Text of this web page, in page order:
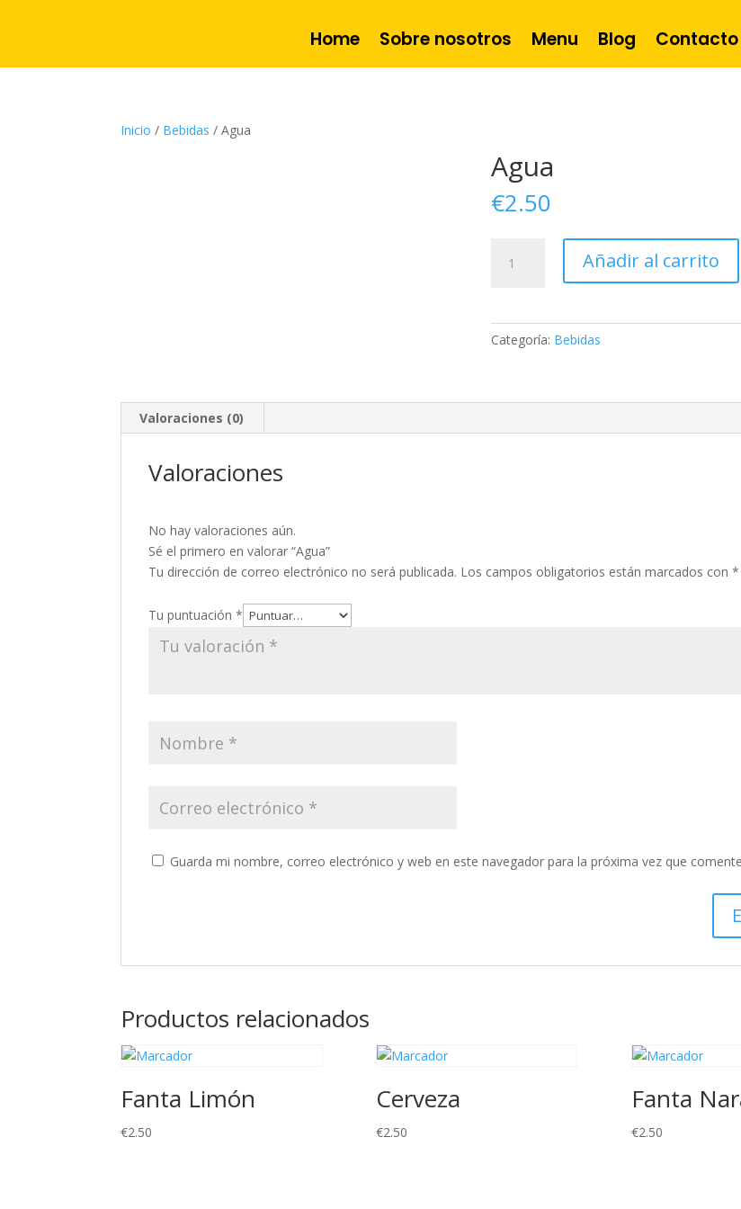
Home Sobre nosotros Menu Blog Contacto
Inicio / Bebidas / Agua
Agua
€2.50
cantidad
Añadir al carrito
Categoría: Bebidas
Valoraciones (0)
Valoraciones
No hay valoraciones aún.
Sé el primero en valorar “Agua”
Tu dirección de correo electrónico no será publicada. Los campos obligatorios están marcados con*
Tu puntuación*
Guarda mi nombre, correo electrónico y web en este navegador para la próxima vez que
Productos relacionados
Fanta Limón
€2.50
Cerveza
€2.50
Fanta
€2.50